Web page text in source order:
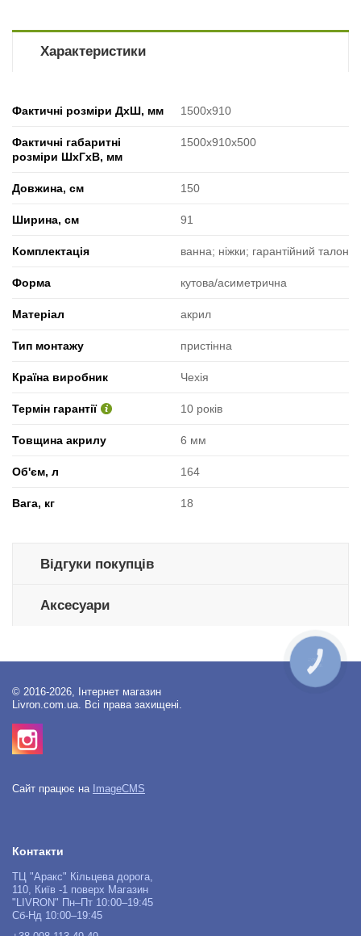
Характеристики
Фактичні розміри ДхШ, мм 1500х910
Фактичні габаритні
розміри ШхГхВ, мм
1500х910х500
Довжина, см 150
Ширина, см 91
Комплектація ванна; ніжки; гарантійний талон
Форма кутова/асиметрична
Матеріал акрил
Тип монтажу пристінна
Країна виробник Чехія
Термін гарантії 10 років
Товщина акрилу 6 мм
Об'єм, л 164
Вага, кг 18
Відгуки покупців
Аксесуари
© 2016-2026, Інтернет магазин
Livron.com.ua. Всі права захищені.
Сайт працює на ImageCMS
Контакти
ТЦ "Аракс" Кільцева дорога,
110, Київ -1 поверх Магазин
"LIVRON" Пн–Пт 10:00–19:45
Сб-Нд 10:00–19:45
КНОПКА
ЗВ'ЯЗКУ